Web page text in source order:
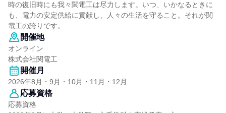
時の復旧時にも我々関電工は尽力します。いつ、いかなるときに
も、電力の安定供給に貢献し、人々の生活を守ること。それが関
電工の誇りです。
開催地
オンライン
株式会社関電工
開催月
2026年8月・9月・10月・11月・12月
応募資格
応募資格